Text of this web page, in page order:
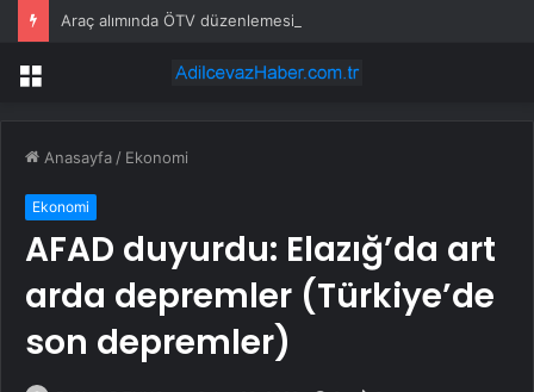
Menü
Anasayfa / Ekonomi
Ekonomi
AFAD duyurdu: Elazığ’da art
arda depremler (Türkiye’de
son depremler)